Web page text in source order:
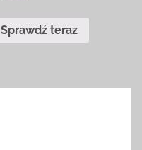
Sprawdź teraz